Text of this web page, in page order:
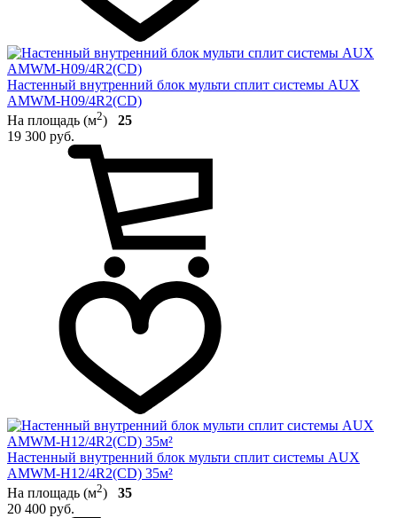
Настенный внутренний блок мульти сплит системы AUX
AMWM-H09/4R2(CD)
На площадь (м2) 25
19 300 руб.
Настенный внутренний блок мульти сплит системы AUX
AMWM-H12/4R2(CD) 35м²
На площадь (м2) 35
20 400 руб.